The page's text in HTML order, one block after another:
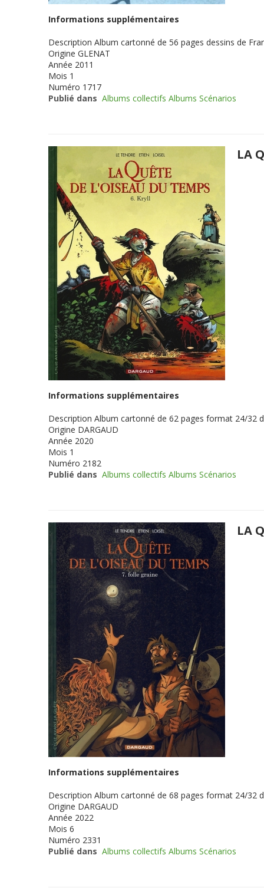
Informations supplémentaires
Description Album cartonné de 56 pages dessins de
Origine GLENAT
Année 2011
Mois 1
Numéro 1717
Publié dans Albums collectifs Albums Scénarios
LA
Informations supplémentaires
Description Album cartonné de 62 pages format 24/32
Origine DARGAUD
Année 2020
Mois 1
Numéro 2182
Publié dans Albums collectifs Albums Scénarios
LA
Informations supplémentaires
Description Album cartonné de 68 pages format 24/32
Origine DARGAUD
Année 2022
Mois 6
Numéro 2331
Publié dans Albums collectifs Albums Scénarios